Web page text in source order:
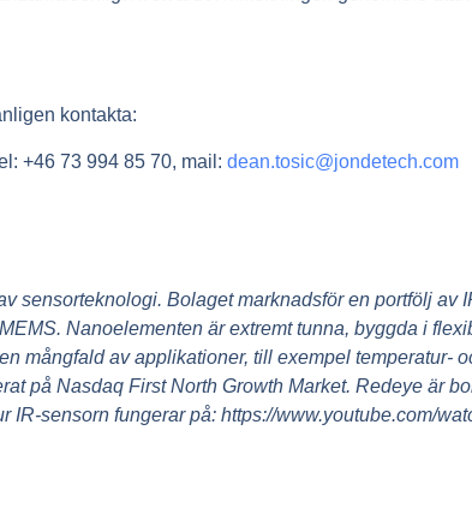
kontakta:
+46 73 994 85 70, mail:dean.tosic@jondetech.com
sensorteknologi. Bolaget marknadsför en portfölj av
Nanoelementen är extremt tunna, byggda i
mångfald av applikationer, till exempel temperatur-
på Nasdaq First North Growth Market. Redeye är
IR-sensorn fungerar på: https://www.youtube.com/